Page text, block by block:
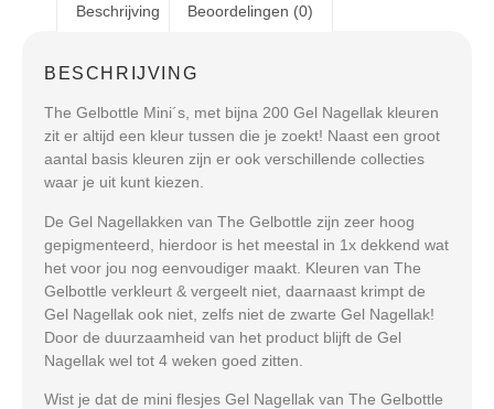
Beschrijving Beoordelingen (0)
BESCHRIJVING
The Gelbottle Mini´s, met bijna 200 Gel Nagellak kleuren
zit er altijd een kleur tussen die je zoekt! Naast een groot
aantal basis kleuren zijn er ook verschillende collecties
waar je uit kunt kiezen.
De Gel Nagellakken van The Gelbottle zijn zeer hoog
gepigmenteerd, hierdoor is het meestal in 1x dekkend wat
het voor jou nog eenvoudiger maakt. Kleuren van The
Gelbottle verkleurt & vergeelt niet, daarnaast krimpt de
Gel Nagellak ook niet, zelfs niet de zwarte Gel Nagellak!
Door de duurzaamheid van het product blijft de Gel
Nagellak wel tot 4 weken goed zitten.
Wist je dat de mini flesjes Gel Nagellak van The Gelbottle